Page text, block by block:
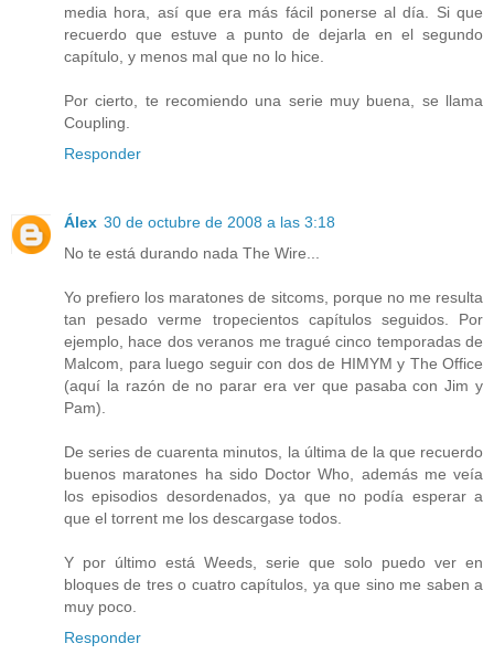
media hora, así que era más fácil ponerse al día. Si que
recuerdo que estuve a punto de dejarla en el segundo
capítulo, y menos mal que no lo hice.
Por cierto, te recomiendo una serie muy buena, se llama
Coupling.
Responder
Álex 30 de octubre de 2008 a las 3:18
No te está durando nada The Wire...
Yo prefiero los maratones de sitcoms, porque no me resulta
tan pesado verme tropecientos capítulos seguidos. Por
ejemplo, hace dos veranos me tragué cinco temporadas de
Malcom, para luego seguir con dos de HIMYM y The Office
(aquí la razón de no parar era ver que pasaba con Jim y
Pam).
De series de cuarenta minutos, la última de la que recuerdo
buenos maratones ha sido Doctor Who, además me veía
los episodios desordenados, ya que no podía esperar a
que el torrent me los descargase todos.
Y por último está Weeds, serie que solo puedo ver en
bloques de tres o cuatro capítulos, ya que sino me saben a
muy poco.
Responder